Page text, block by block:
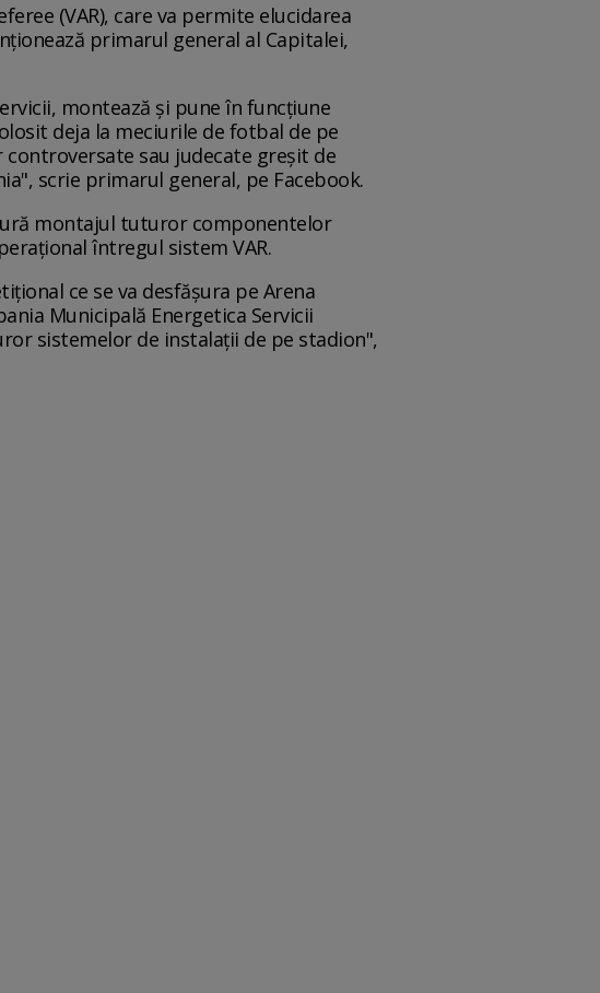
(VAR), care va permite elucidarea
primarul general al Capitalei,
montează şi pune în funcţiune
deja la meciurile de fotbal de pe
sau judecate greşit de
scrie primarul general, pe Facebook.
montajul tuturor componentelor
întregul sistem VAR.
ce se va desfăşura pe Arena
Municipală Energetica Servicii
sistemelor de instalaţii de pe stadion",